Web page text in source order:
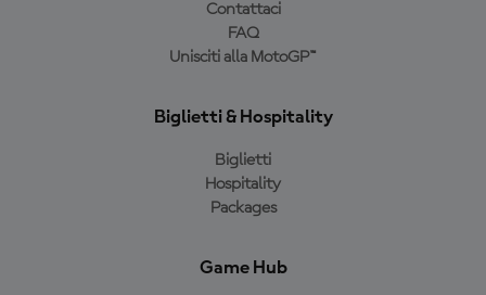
Contattaci
FAQ
Unisciti alla MotoGP™
Biglietti & Hospitality
Biglietti
Hospitality
Packages
Game Hub